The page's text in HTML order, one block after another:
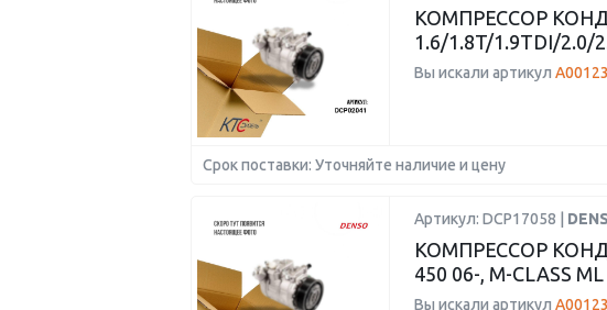
КОМПРЕССОР
1.6/1.8T/1.9TDI/2.0/
Вы искали артикул
Срок поставки: Уточняйте наличие и цену
Артикул: DCP17058 |
КОМПРЕССОР
450 06-, M-CLASS
Вы искали артикул